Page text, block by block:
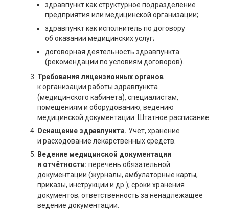
здравпункт как структурное подразделение
предприятия или медицинской организации;
здравпункт как исполнитель по договору
об оказании медицинских услуг;
договорная деятельность здравпункта
(рекомендации по условиям договоров).
Требования лицензионных органов
к организации работы здравпункта
(медицинского кабинета), специалистам,
помещениям и оборудованию, ведению
медицинской документации. Штатное расписание.
Оснащение здравпункта. Учёт, хранение
и расходование лекарственных средств.
Ведение медицинской документации
и отчётности: перечень обязательной
документации (журналы, амбулаторные карты,
приказы, инструкции и др.); сроки хранения
документов; ответственность за ненадлежащее
ведение документации.